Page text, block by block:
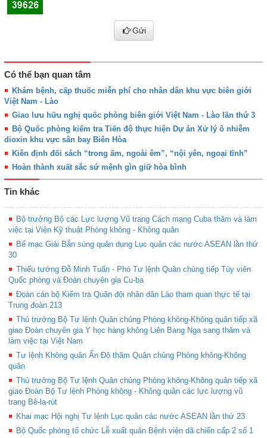
Gửi
Có thể bạn quan tâm
Khám bệnh, cấp thuốc miễn phí cho nhân dân khu vực biên giới
Việt Nam - Lào
Giao lưu hữu nghị quốc phòng biên giới Việt Nam - Lào lần thứ 3
Bộ Quốc phòng kiểm tra Tiến độ thực hiện Dự án Xử lý ô nhiễm
dioxin khu vực sân bay Biên Hòa
Kiên định đối sách “trong ấm, ngoài êm”, “nội yên, ngoại tĩnh”
Hoàn thành xuất sắc sứ mệnh gìn giữ hòa bình
Tin khác
Bộ trưởng Bộ các Lực lượng Vũ trang Cách mạng Cuba thăm và làm
việc tại Viện Kỹ thuật Phòng không - Không quân
Bế mạc Giải Bắn súng quân dụng Lục quân các nước ASEAN lần thứ
30
Thiếu tướng Đỗ Minh Tuấn - Phó Tư lệnh Quân chủng tiếp Tùy viên
Quốc phòng và Đoàn chuyên gia Cu-ba
Đoàn cán bộ Kiểm tra Quân đội nhân dân Lào tham quan thực tế tại
Trung đoàn 213
Thủ trưởng Bộ Tư lệnh Quân chủng Phòng không-Không quân tiếp xã
giao Đoàn chuyên gia Y học hàng không Liên Bang Nga sang thăm và
làm việc tại Việt Nam
Tư lệnh Không quân Ấn Độ thăm Quân chủng Phòng không-Không
quân
Thủ trưởng Bộ Tư lệnh Quân chủng Phòng không-Không quân tiếp xã
giao Đoàn Bộ Tư lệnh Phòng không - Không quân các lực lượng vũ
trang Bê-la-rút
Khai mạc Hội nghị Tư lệnh Lục quân các nước ASEAN lần thứ 23
Bộ Quốc phòng tổ chức Lễ xuất quân Bệnh viện dã chiến cấp 2 số 1